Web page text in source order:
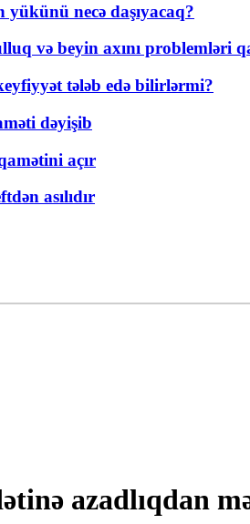
yükünü necə daşıyacaq?
və beyin axını problemləri
tələb edə bilirlərmi?
dəyişib
açır
asılıdır
azadlıqdan